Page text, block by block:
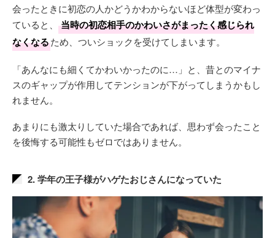
会ったときに初恋の人かどうかわからないほど体型が変わっ
ていると、
当時の初恋相手のかわいさがまったく感じられ
なくなるため、ついショックを受けてしまいます。
「あんなにも細くてかわいかったのに…」と、昔とのマイナ
スのギャップが作用してテンションが下がってしまうかもし
れません。
あまりにも激太りしていた場合であれば、思わず会ったこと
を後悔する可能性もゼロではありません。
2. 学年の王子様がハゲたおじさんになっていた